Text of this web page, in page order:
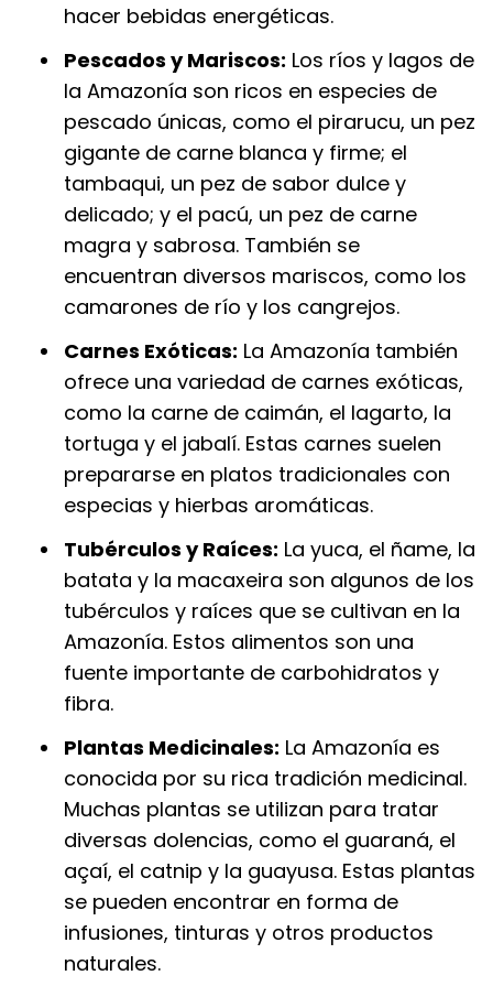
hacer bebidas energéticas.
Pescados y Mariscos: Los ríos y lagos de
la Amazonía son ricos en especies de
pescado únicas, como el pirarucu, un pez
gigante de carne blanca y firme; el
tambaqui, un pez de sabor dulce y
delicado; y el pacú, un pez de carne
magra y sabrosa. También se
encuentran diversos mariscos, como los
camarones de río y los cangrejos.
Carnes Exóticas: La Amazonía también
ofrece una variedad de carnes exóticas,
como la carne de caimán, el lagarto, la
tortuga y el jabalí. Estas carnes suelen
prepararse en platos tradicionales con
especias y hierbas aromáticas.
Tubérculos y Raíces: La yuca, el ñame, la
batata y la macaxeira son algunos de los
tubérculos y raíces que se cultivan en la
Amazonía. Estos alimentos son una
fuente importante de carbohidratos y
fibra.
Plantas Medicinales: La Amazonía es
conocida por su rica tradición medicinal.
Muchas plantas se utilizan para tratar
diversas dolencias, como el guaraná, el
açaí, el catnip y la guayusa. Estas plantas
se pueden encontrar en forma de
infusiones, tinturas y otros productos
naturales.